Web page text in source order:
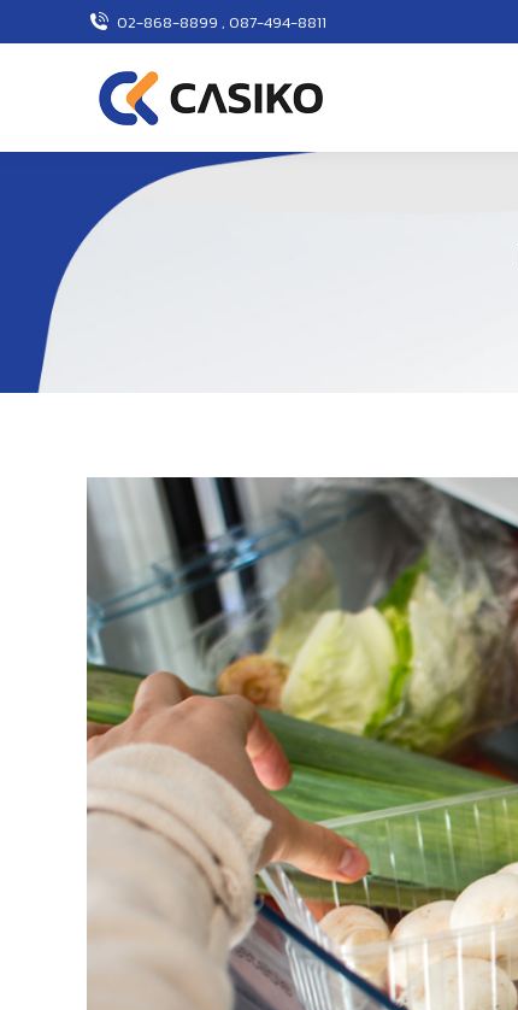
02-868-8899 , 087-494-8811